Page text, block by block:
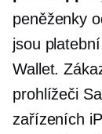
peněženky
jsou
Wallet.
prohlížeči
zařízeních